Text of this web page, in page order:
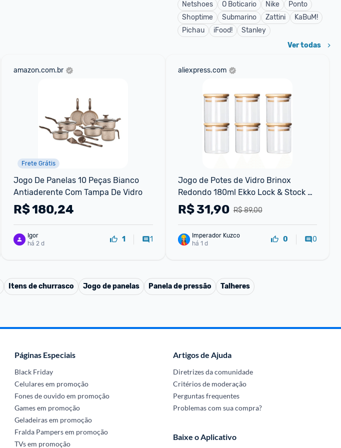
Netshoes
O Boticario Nike
Ponto
Shoptime
Submarino Zattini
KaBuM!
Pichau
iFood! Stanley
Ver todas
amazon.com.br
Frete Grátis
Jogo De Panelas 10 Peças Bianco
Antiaderente Com Tampa De Vidro
R$180,24
Igor
há 2 d
1 1
aliexpress.com
Jogo de Potes de Vidro Brinox
Redondo 180ml Ekko Lock & Stock 6
Peças
R$ 89,00
R$31,90
Imperador Kuzco
há 1 d
0 0
Itens de churrasco Jogo de panelas Panela de pressão Talheres
Páginas Especiais
Black Friday
Celulares em promoção
Fones de ouvido em promoção
Games em promoção
Geladeiras em promoção
Fralda Pampers em promoção
TVs em promoção
Artigos de Ajuda
Diretrizes da comunidade
Critérios de moderação
Perguntas frequentes
Problemas com sua compra?
Baixe o Aplicativo